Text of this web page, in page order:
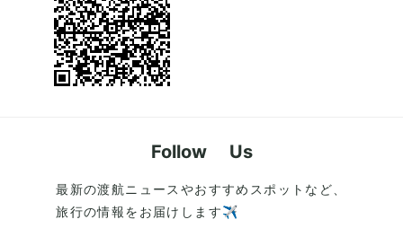
Follow Us
最新の渡航ニュースやおすすめスポットなど、
旅行の情報をお届けします✈️